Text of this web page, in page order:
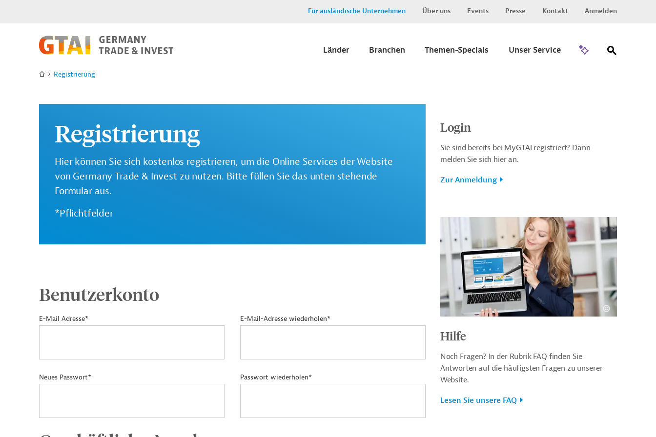
Für ausländische Unternehmen Über uns Events Presse Kontakt Anmelden
Länder Branchen Themen-Specials Unser Service
Registrierung
Registrierung
Hier können Sie sich kostenlos registrieren, um die Online Services der Website
von Germany Trade & Invest zu nutzen. Bitte füllen Sie das unten stehende
Formular aus.
*Pflichtfelder
Benutzerkonto
E-Mail Adresse* E-Mail-Adresse wiederholen*
Neues Passwort* Passwort wiederholen*
Login
Sie sind bereits bei MyGTAI registriert? Dann
melden Sie sich hier an.
Zur Anmeldung
Hilfe
Noch Fragen? In der Rubrik FAQ finden Sie
Antworten auf die häufigsten Fragen zu unserer
Website.
Lesen Sie unsere FAQ